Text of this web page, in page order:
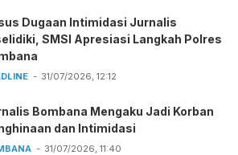
Dugaan Intimidasi Jurnalis
SMSI Apresiasi Langkah Polres
31/07/2026, 12:12
Bombana Mengaku Jadi Korban
dan Intimidasi
31/07/2026, 11:40